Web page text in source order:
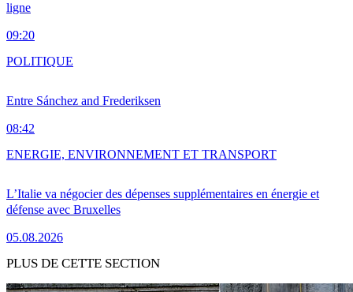
ligne
09:20
Entre Sánchez and Frederiksen
08:42
POLITIQUE
L’Italie va négocier des dépenses supplémentaires en énergie et
défense avec Bruxelles
05.08.2026
ENERGIE, ENVIRONNEMENT ET TRANSPORT
PLUS DE CETTE SECTION